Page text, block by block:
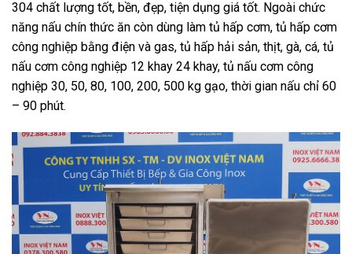
304 chất lượng tốt, bền, đẹp, tiện dụng giá tốt. Ngoài chức
năng nấu chín thức ăn còn dùng làm tủ hấp cơm, tủ hấp cơm
công nghiệp bằng điện và gas, tủ hấp hải sản, thịt, gà, cá, tủ
nấu cơm công nghiệp 12 khay 24 khay, tủ nấu cơm công
nghiệp 30, 50, 80, 100, 200, 500 kg gạo, thời gian nấu chỉ 60
– 90 phút.